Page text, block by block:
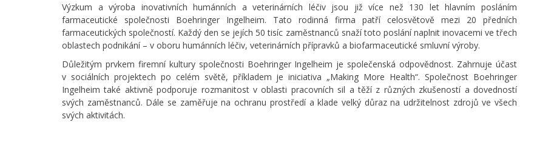
Výzkum a výroba inovativních humánních a veterinárních léčiv jsou již více než 130 let hlavním posláním
farmaceutické společnosti Boehringer Ingelheim. Tato rodinná firma patří celosvětově mezi 20 předních
farmaceutických společností. Každý den se jejích 50 tisíc zaměstnanců snaží toto poslání naplnit inovacemi ve třech
oblastech podnikání – v oboru humánních léčiv, veterinárních přípravků a biofarmaceutické smluvní výroby.
Důležitým prvkem firemní kultury společnosti Boehringer Ingelheim je společenská odpovědnost. Zahrnuje účast
v sociálních projektech po celém světě, příkladem je iniciativa „Making More Health“. Společnost Boehringer
Ingelheim také aktivně podporuje rozmanitost v oblasti pracovních sil a těží z různých zkušeností a dovedností
svých zaměstnanců. Dále se zaměřuje na ochranu prostředí a klade velký důraz na udržitelnost zdrojů ve všech
svých aktivitách.